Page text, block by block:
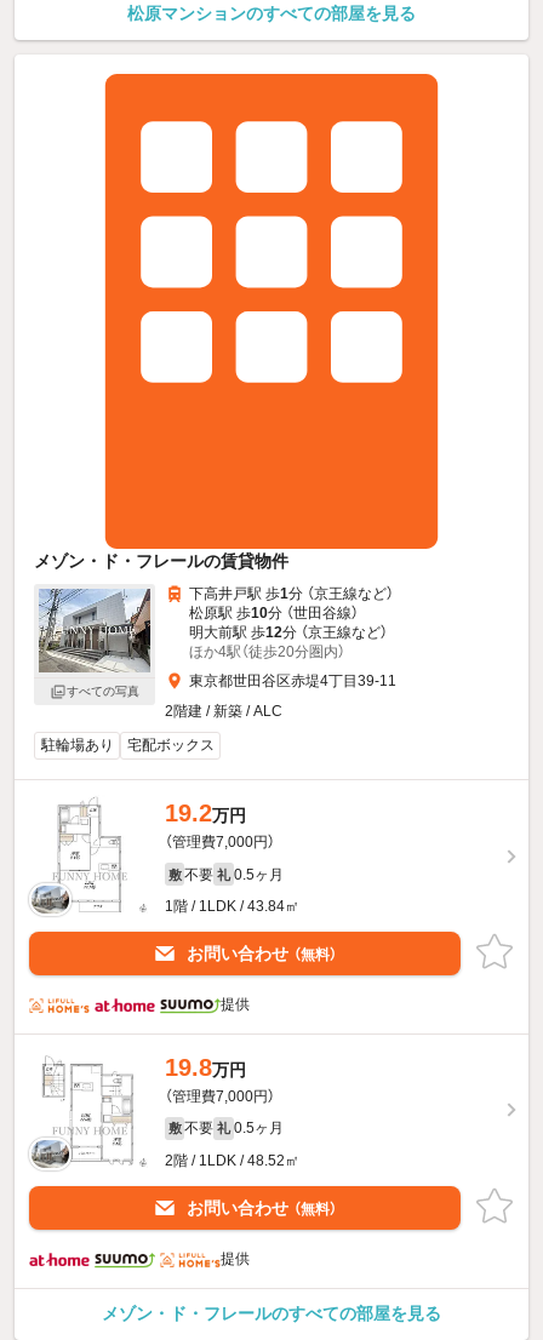
松原マンションのすべての部屋を見る
メゾン・ド・フレールの賃貸物件
すべての写真
下高井戸駅 歩1分 （京王線など）
松原駅 歩10分 （世田谷線）
明大前駅 歩12分 （京王線など）
ほか4駅（徒歩20分圏内）
東京都世田谷区赤堤4丁目39-11
2階建 / 新築 / ALC
駐輪場あり
宅配ボックス
19.2万円
（管理費7,000円）
敷 不要 礼 0.5ヶ月
1階 / 1LDK / 43.84㎡
お問い合わせ （無料）
提供
19.8万円
（管理費7,000円）
敷 不要 礼 0.5ヶ月
2階 / 1LDK / 48.52㎡
お問い合わせ （無料）
提供
メゾン・ド・フレールのすべての部屋を見る